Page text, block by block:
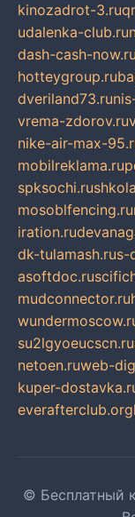
kinozadrot-3.ru
udalenka-club.ru
dash-cash-now.ru
hotteygroup.ru
dveriland73.ru
vrema-zdorov.ru
nike-air-max-
mobilreklama.ru
spksochi.ru
mosoblfencing.ru
iration.ru
dk-tulamash.rus-
asoftdoc.ru
mudconnector.ru
su2lgyoeucscn.ru
netoen.ruweb-
kuper-
everafterclub.org
© Бесплатный